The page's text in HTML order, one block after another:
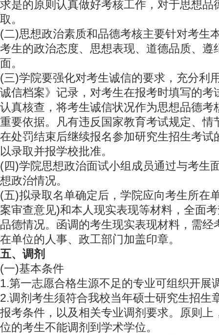
求是的原则认真做好考核工作，对于思想品
取。
(二)思想政治素质和品德考核主要针对考生
考生的政治态度、思想表现、道德品质、遵
面。
(三)学院要强化对考生诚信的要求，充分利
诚信档案》记录，对考生在报考时填写的考
认真核查，将考生诚信状况作为思想品德考
重要依据。凡有违反国家教育考试规定、情
在处罚结束后继续报名参加研究生招生考试
以录取并报学校批准。
(四)学院思想政治面试小组成员通过与考生
想政治情况。
(五)拟录取名单确定后，学院应向考生所在
案审查意见)和本人现实表现等材料，全面
品德情况。函调的考生现实表现材料，需经
在单位的人事、政工部门加盖印章。
五、调剂
(一)基本条件
1.第一志愿合格生源不足的专业可组织开展
2.调剂考生须符合我校当年硕士研究生招生
报考条件，以及相关专业调剂要求。原则上
位的考生不能调剂到学术学位。